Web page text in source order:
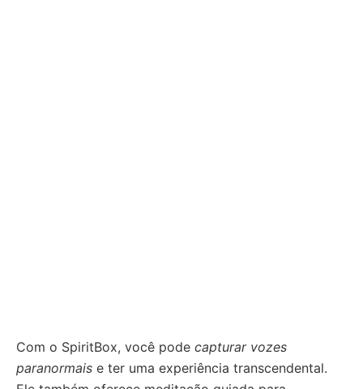
Com o SpiritBox, você pode capturar vozes
paranormais e ter uma experiência transcendental.